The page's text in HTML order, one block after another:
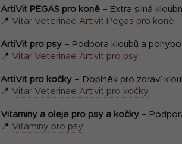
ArtiVit PEGAS pro koně – Extra silná
📍 Vitar Veterinae Artivit Pegas pro koně
ArtiVit pro psy – Podpora kloubů a
📍 Vitar Veterinae Artivit pro psy
ArtiVit pro kočky – Doplněk pro zdraví
📍 Vitar Veterinae Artivit pro kočky
Vitaminy a oleje pro psy a kočky –
📍 Vitaminy pro psy